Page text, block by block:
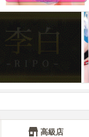
高級店